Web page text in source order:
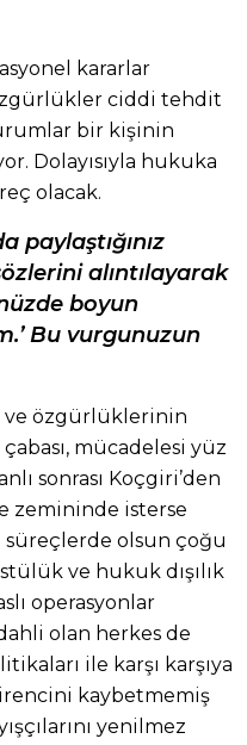
kararlar
ciddi tehdit
bir kişinin
Dolayısıyla hukuka
olacak.
paylaştığınız
alıntılayarak
boyun
Bu vurgunuzun
ve özgürlüklerinin
mücadelesi yüz
sonrası Koçgiri’den
zemininde isterse
süreçlerde olsun çoğu
ve hukuk dışılık
operasyonlar
olan herkes de
ile karşı karşıya
kaybetmemiş
yenilmez